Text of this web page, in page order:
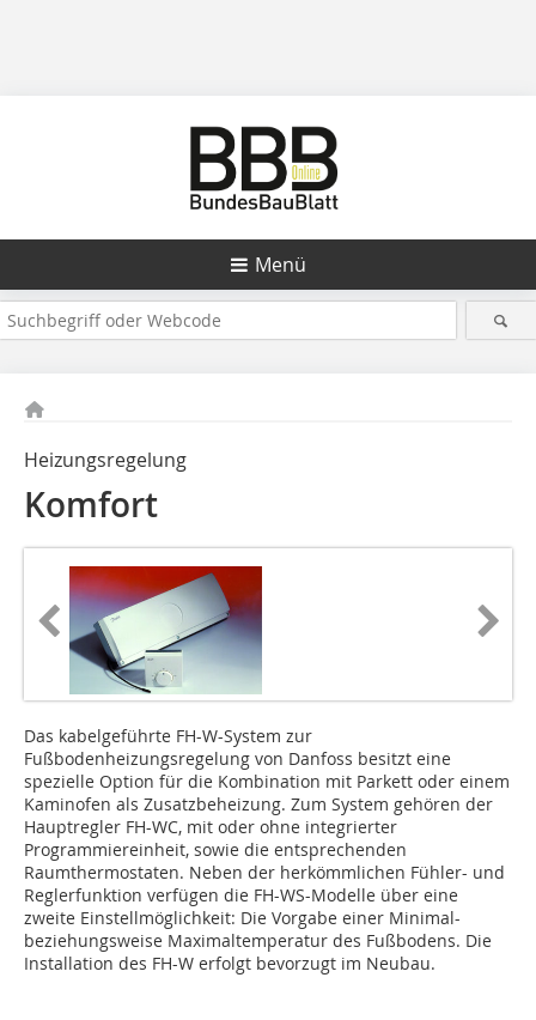
Menü
Heizungsregelung
Komfort
Das kabelgeführte FH-W-System zur
Fußbodenheizungsregelung von Danfoss besitzt eine
spezielle Option für die Kombination mit Parkett oder einem
Kaminofen als Zusatzbeheizung. Zum Sys­­tem gehören der
Hauptregler FH-WC, mit oder ohne integrierter
Programmiereinheit, sowie die entsprechenden
Raumthermostaten. Neben der herkömmlichen Fühler- und
Reglerfunktion verfügen die FH-WS-Modelle über eine
zweite Einstellmöglichkeit: Die Vorgabe einer Minimal-
beziehungsweise Maximaltemperatur des Fußbodens. Die
Ins­tal­­lation des FH-W erfolgt be­­­­vor­zugt im Neubau.